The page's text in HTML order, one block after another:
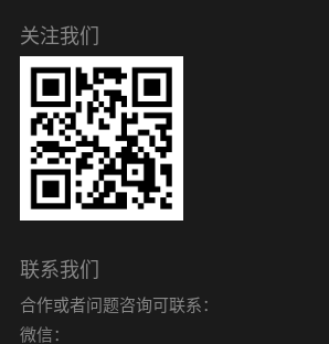
关注我们
联系我们
合作或者问题咨询可联系：
微信：